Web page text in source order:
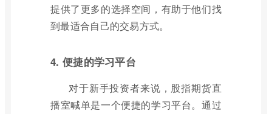
提供了更多的选择空间，有助于他们找
到最适合自己的交易方式。
4. 便捷的学习平台
对于新手投资者来说，股指期货直
播室喊单是一个便捷的学习平台。通过